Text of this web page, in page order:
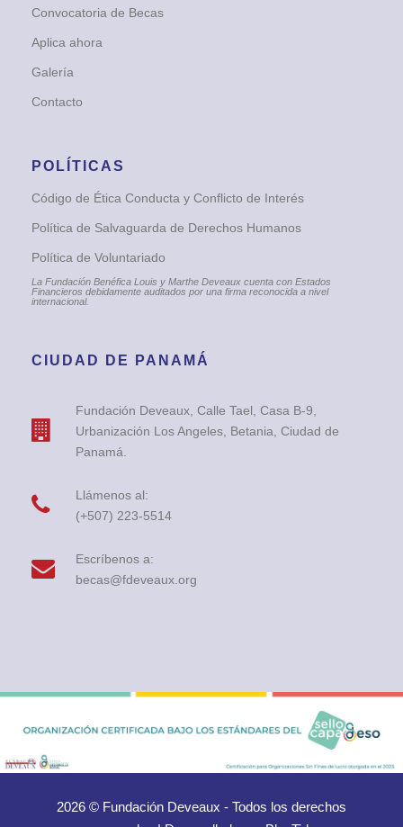
Convocatoria de Becas
Aplica ahora
Galería
Contacto
POLÍTICAS
Código de Ética Conducta y Conflicto de Interés
Política de Salvaguarda de Derechos Humanos
Política de Voluntariado
La Fundación Benéfica Louis y Marthe Deveaux cuenta con Estados
Financieros debidamente auditados por una firma reconocida a nivel
internacional.
CIUDAD DE PANAMÁ
Fundación Deveaux, Calle Tael, Casa B-9,
Urbanización Los Angeles, Betania, Ciudad de
Panamá.
Llámenos al:
(+507) 223-5514
Escríbenos a:
becas@fdeveaux.org
2026 © Fundación Deveaux - Todos los derechos